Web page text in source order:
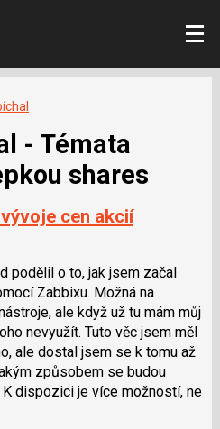
- Témata
shares
vývoje cen akcií
o to, jak jsem začal
Zabbixu. Možná na
ale když už tu mám můj
nevyužít. Tuto věc jsem měl
ale dostal jsem se k tomu až
způsobem se budou
dispozici je více možností, ne